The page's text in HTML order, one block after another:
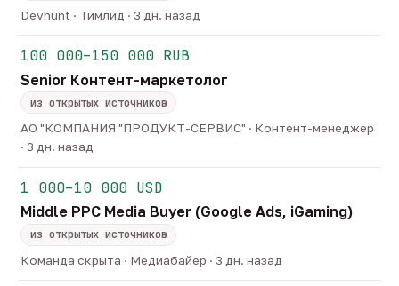
Devhunt · Тимлид · 3 дн. назад
100 000–150 000 RUB
Senior Контент-маркетолог
из открытых источников
АО "КОМПАНИЯ "ПРОДУКТ-СЕРВИС" · Контент-менеджер
· 3 дн. назад
1 000–10 000 USD
Middle PPC Media Buyer (Google Ads, iGaming)
из открытых источников
Команда скрыта · Медиабайер · 3 дн. назад